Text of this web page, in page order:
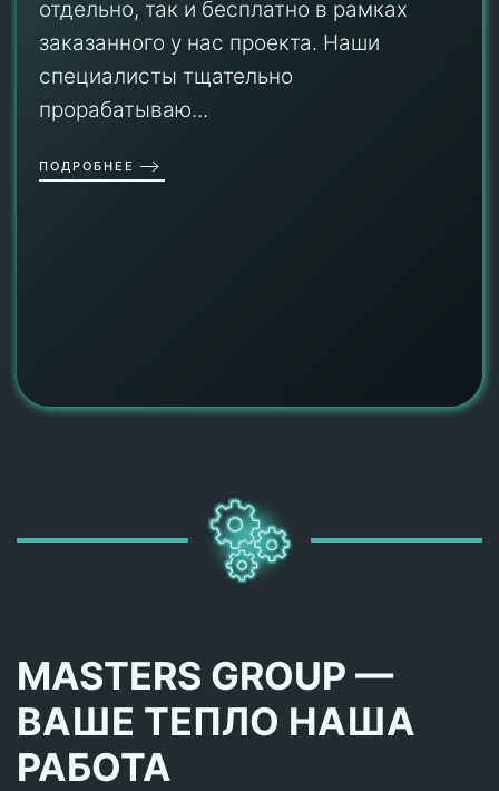
отдельно, так и бесплатно в рамках
заказанного у нас проекта. Наши
специалисты тщательно
прорабатываю...
ПОДРОБНЕЕ
MASTERS GROUP —
ВАШЕ ТЕПЛО НАША
РАБОТА